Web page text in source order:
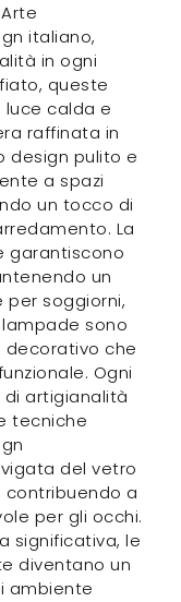
italiano,
in ogni
queste
calda e
raffinata in
design pulito e
a spazi
un tocco di
La
garantiscono
un
soggiorni,
sono
decorativo che
Ogni
artigianalità
tecniche
del vetro
a
per gli occhi.
significativa, le
diventano un
ambiente